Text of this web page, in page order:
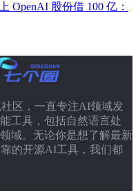
OpenAI 股份借 100 亿：
区，一直专注AI领域发
工具，包括自然语言处
域。无论你是想了解最新
的开源AI工具，我们都